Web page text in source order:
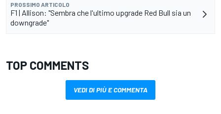
PROSSIMO ARTICOLO
F1 | Allison: "Sembra che l'ultimo upgrade Red Bull sia un
downgrade"
TOP COMMENTS
VEDI DI PIÙ E COMMENTA